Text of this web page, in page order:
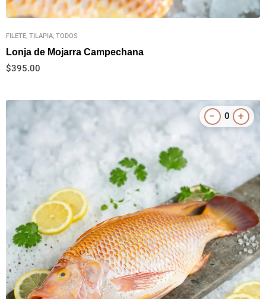
FILETE, TILAPIA, TODOS
Lonja de Mojarra Campechana
$395.00
− 0 +